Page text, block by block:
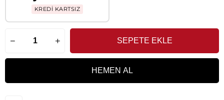
KREDİ KARTSIZ